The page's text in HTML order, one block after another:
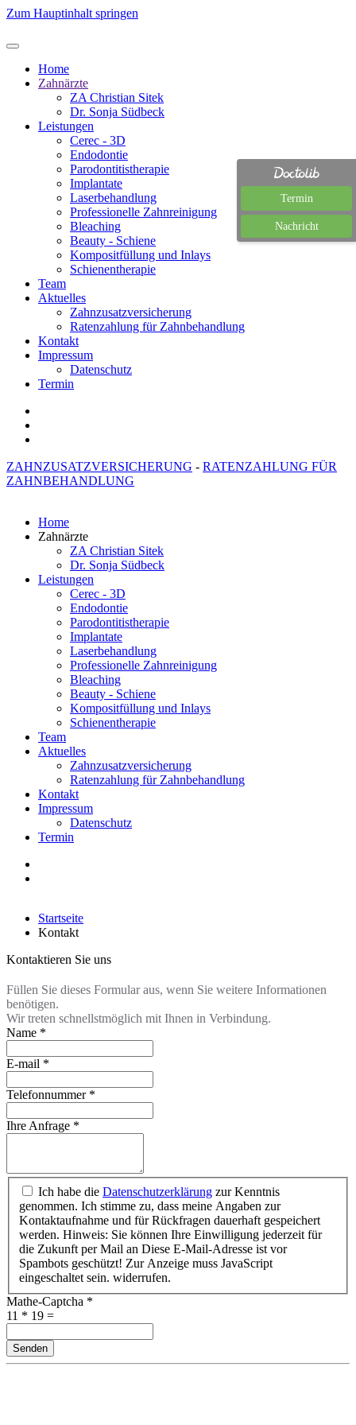
Zum Hauptinhalt springen
Home
Zahnärzte
ZA Christian Sitek
Dr. Sonja Südbeck
Leistungen
Cerec - 3D
Endodontie
Parodontitistherapie
Implantate
Laserbehandlung
Professionelle Zahnreinigung
Bleaching
Beauty - Schiene
Kompositfüllung und Inlays
Schienentherapie
Team
Aktuelles
Zahnzusatzversicherung
Ratenzahlung für Zahnbehandlung
Kontakt
Impressum
Datenschutz
Termin
ZAHNZUSATZVERSICHERUNG - RATENZAHLUNG FÜR
ZAHNBEHANDLUNG
Home
Zahnärzte
ZA Christian Sitek
Dr. Sonja Südbeck
Leistungen
Cerec - 3D
Endodontie
Parodontitistherapie
Implantate
Laserbehandlung
Professionelle Zahnreinigung
Bleaching
Beauty - Schiene
Kompositfüllung und Inlays
Schienentherapie
Team
Aktuelles
Zahnzusatzversicherung
Ratenzahlung für Zahnbehandlung
Kontakt
Impressum
Datenschutz
Termin
Startseite
Kontakt
Kontaktieren Sie uns
Füllen Sie dieses Formular aus, wenn Sie weitere Informationen
benötigen.
Wir treten schnellstmöglich mit Ihnen in Verbindung.
Name *
E-mail *
Telefonnummer *
Ihre Anfrage *
Ich habe die Datenschutzerklärung zur Kenntnis
genommen. Ich stimme zu, dass meine Angaben zur
Kontaktaufnahme und für Rückfragen dauerhaft gespeichert
werden. Hinweis: Sie können Ihre Einwilligung jederzeit für
die Zukunft per Mail an Diese E-Mail-Adresse ist vor
Spambots geschützt! Zur Anzeige muss JavaScript
eingeschaltet sein. widerrufen.
Mathe-Captcha *
11 * 19 =
Senden
Termin
Nachricht